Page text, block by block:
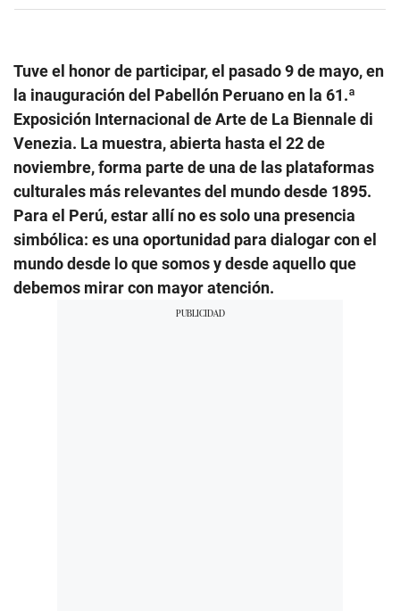
Tuve el honor de participar, el pasado 9 de mayo, en
la inauguración del Pabellón Peruano en la 61.ª
Exposición Internacional de Arte de La Biennale di
Venezia. La muestra, abierta hasta el 22 de
noviembre, forma parte de una de las plataformas
culturales más relevantes del mundo desde 1895.
Para el Perú, estar allí no es solo una presencia
simbólica: es una oportunidad para dialogar con el
mundo desde lo que somos y desde aquello que
debemos mirar con mayor atención.